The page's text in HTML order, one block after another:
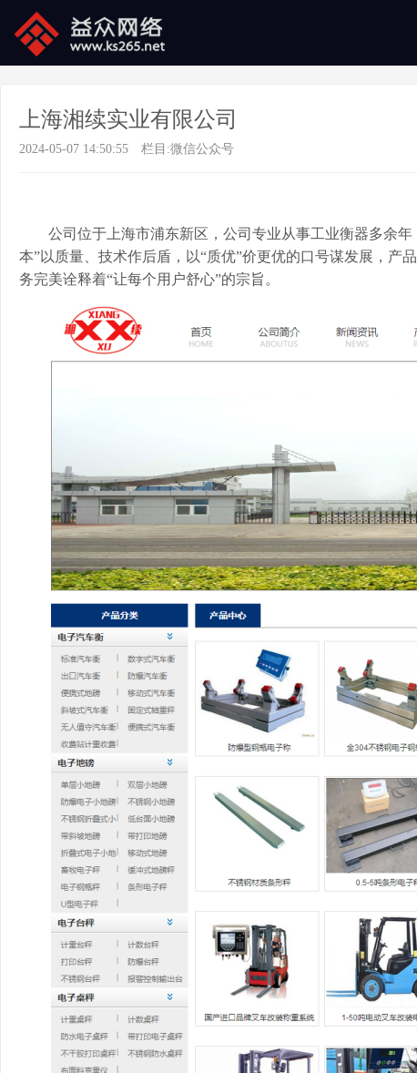
上海湘续实业有限公司
2024-05-07 14:50:55 栏目:微信公众号
公司位于上海市浦东新区，公司专业从事工业衡器多余
本”以质量、技术作后盾，以“质优”价更优的口号谋发展，产
务完美诠释着“让每个用户舒心”的宗旨。